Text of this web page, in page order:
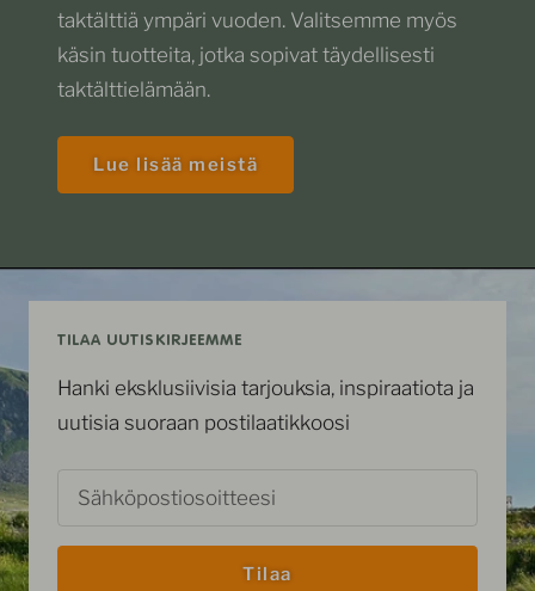
taktälttiä ympäri vuoden. Valitsemme myös
käsin tuotteita, jotka sopivat täydellisesti
taktälttielämään.
Lue lisää meistä
TILAA UUTISKIRJEEMME
Hanki eksklusiivisia tarjouksia, inspiraatiota ja
uutisia suoraan postilaatikkoosi
Sähköpostiosoitteesi
Tilaa